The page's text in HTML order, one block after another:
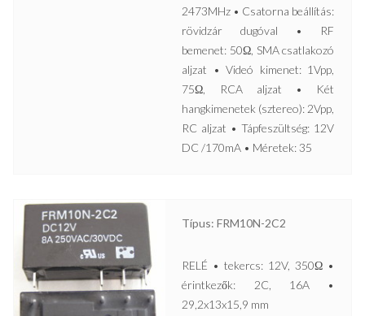
2473MHz • Csatorna beállítás:
rövidzár dugóval • RF
bemenet: 50Ω, SMA csatlakozó
aljzat • Videó kimenet: 1Vpp,
75Ω, RCA aljzat • Két
hangkimenetek (sztereo): 2Vpp,
RC aljzat • Tápfeszültség: 12V
DC /170mA • Méretek: 35
Típus: FRM10N-2C2
RELÉ • tekercs: 12V, 350Ω •
érintkezők: 2C, 16A •
29,2x13x15,9 mm